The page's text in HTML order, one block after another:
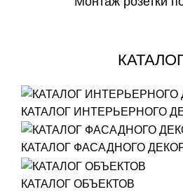
КАТАЛОГ ИНТЕРЬЕРНОГО
КАТАЛОГ ФАСАДНОГО
КАТАЛОГ ОБЪЕКТОВ